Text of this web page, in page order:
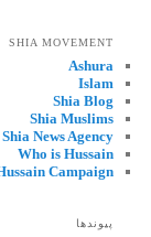
SHIA MOVEMENT
Ashura
Islam
Shia Blog
Shia Muslims
Shia News Agency
Who is Hussain
Campaign
پیوندها